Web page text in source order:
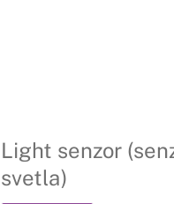
Light senzor
svetla)